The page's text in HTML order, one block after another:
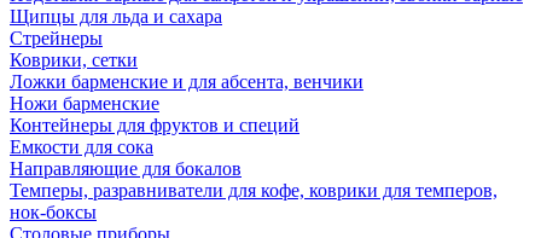
Щипцы для льда и сахара
Стрейнеры
Коврики, сетки
Ложки барменские и для абсента, венчики
Ножи барменские
Контейнеры для фруктов и специй
Емкости для сока
Направляющие для бокалов
Темперы, разравниватели для кофе, коврики для темперов,
нок-боксы
Столовые приборы